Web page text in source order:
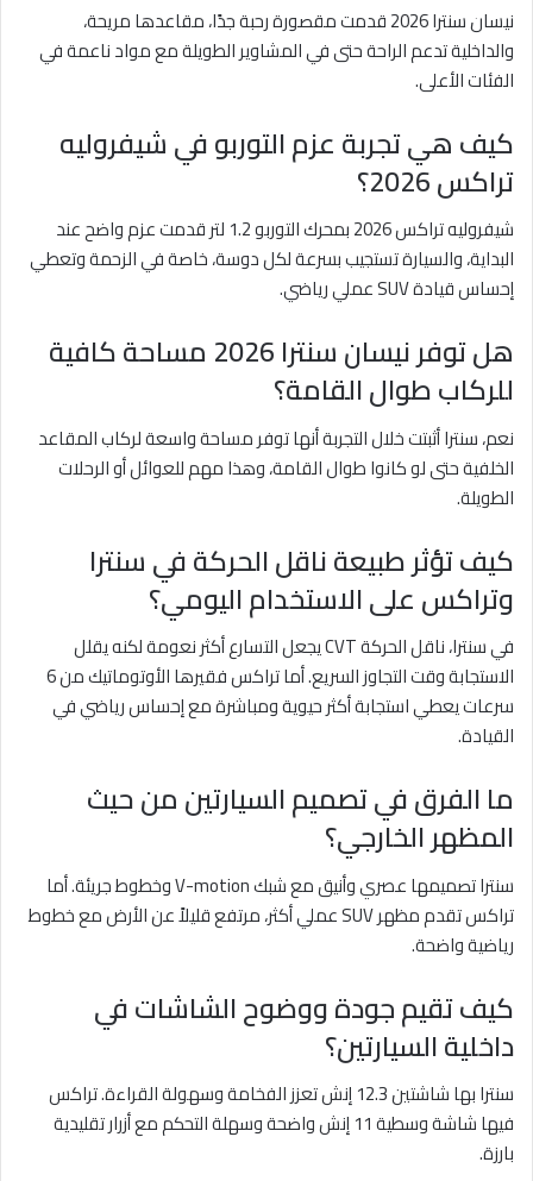
نيسان سنترا 2026 قدمت مقصورة رحبة جدًا، مقاعدها مريحة،
والداخلية تدعم الراحة حتى في المشاوير الطويلة مع مواد ناعمة في
الفئات الأعلى.
كيف هي تجربة عزم التوربو في شيفروليه
تراكس 2026؟
شيفروليه تراكس 2026 بمحرك التوربو 1.2 لتر قدمت عزم واضح عند
البداية، والسيارة تستجيب بسرعة لكل دوسة، خاصة في الزحمة وتعطي
إحساس قيادة SUV عملي رياضي.
هل توفر نيسان سنترا 2026 مساحة كافية
للركاب طوال القامة؟
نعم، سنترا أثبتت خلال التجربة أنها توفر مساحة واسعة لركاب المقاعد
الخلفية حتى لو كانوا طوال القامة، وهذا مهم للعوائل أو الرحلات
الطويلة.
كيف تؤثر طبيعة ناقل الحركة في سنترا
وتراكس على الاستخدام اليومي؟
في سنترا، ناقل الحركة CVT يجعل التسارع أكثر نعومة لكنه يقلل
الاستجابة وقت التجاوز السريع. أما تراكس فقيرها الأوتوماتيك من 6
سرعات يعطي استجابة أكثر حيوية ومباشرة مع إحساس رياضي في
القيادة.
ما الفرق في تصميم السيارتين من حيث
المظهر الخارجي؟
سنترا تصميمها عصري وأنيق مع شبك V-motion وخطوط جريئة. أما
تراكس تقدم مظهر SUV عملي أكثر، مرتفع قليلاً عن الأرض مع خطوط
رياضية واضحة.
كيف تقيم جودة ووضوح الشاشات في
داخلية السيارتين؟
سنترا بها شاشتين 12.3 إنش تعزز الفخامة وسهولة القراءة. تراكس
فيها شاشة وسطية 11 إنش واضحة وسهلة التحكم مع أزرار تقليدية
بارزة.